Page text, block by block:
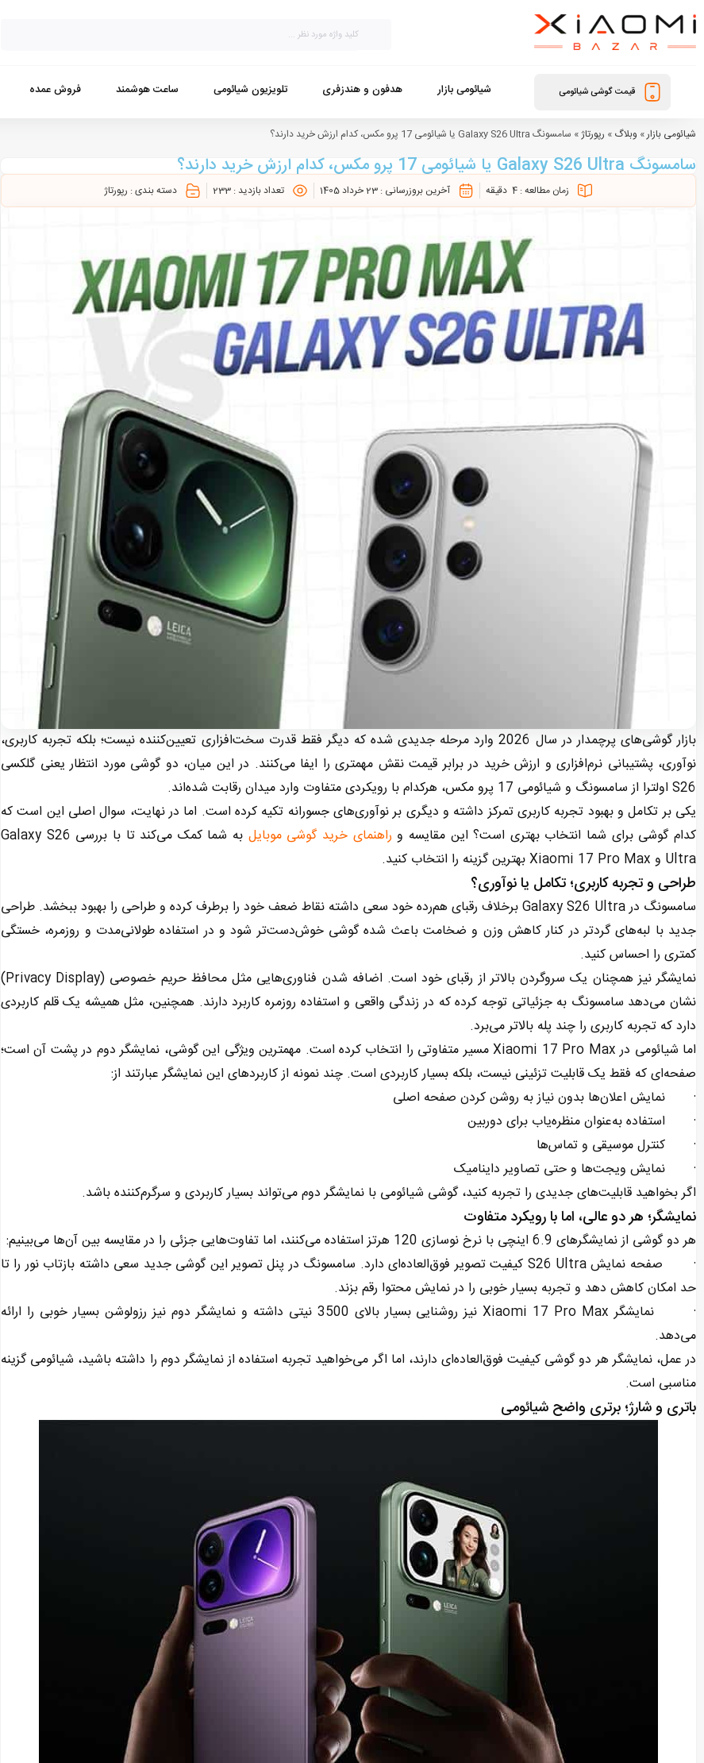
قیمت گوشی شیائومی شیائومی بازار هدفون و هندزفری تلویزیون شیائومی ساعت هوشمند فروش عمده
شیائومی بازار» وبلاگ » رپورتاژ» سامسونگ Galaxy S26 Ultra یا شیائومی 17 پرو مکس، کدام ارزش خرید دارند؟
سامسونگ Galaxy S26 Ultra یا شیائومی 17 پرو مکس، کدام ارزش خرید دارند؟
زمان مطالعه : 4 دقیقه آخرین بروزرسانی : 23 خرداد 1405 تعداد بازدید : 233 دسته بندی : رپورتاژ
بازار گوشی‌های پرچمدار در سال 2026 وارد مرحله جدیدی شده که دیگر فقط قدرت سخت‌افزاری تعیین‌کننده نیست؛ بلکه تجربه کاربری،
نوآوری، پشتیبانی نرم‌افزاری و ارزش خرید در برابر قیمت نقش مهمتری را ایفا می‌کنند. در این میان، دو گوشی مورد انتظار یعنی گلکسی
S26 اولترا از سامسونگ و شیائومی 17 پرو مکس، هرکدام با رویکردی متفاوت وارد میدان رقابت شده‌اند.
یکی بر تکامل و بهبود تجربه کاربری تمرکز داشته و دیگری بر نوآوری‌های جسورانه تکیه کرده است. اما در نهایت، سوال اصلی این است که
کدام گوشی برای شما انتخاب بهتری است؟ این مقایسه و راهنمای خرید گوشی موبایل
به شما کمک می‌کند تا با بررسی Galaxy S26
Ultra و Xiaomi 17 Pro Max بهترین گزینه را انتخاب کنید.
طراحی و تجربه کاربری؛ تکامل یا نوآوری؟
سامسونگ در Galaxy S26 Ultra برخلاف رقبای هم‌رده خود سعی داشته نقاط ضعف خود را برطرف کرده و طراحی را بهبود ببخشد. طراحی
جدید با لبه‌های گردتر در کنار کاهش وزن و ضخامت باعث شده گوشی خوش‌دست‌تر شود و در استفاده طولانی‌مدت و روزمره، خستگی
کمتری را احساس کنید.
نمایشگر نیز همچنان یک سروگردن بالاتر از رقبای خود است. اضافه شدن فناوری‌هایی مثل محافظ حریم خصوصی (Privacy Display)
نشان می‌دهد سامسونگ به جزئیاتی توجه کرده که در زندگی واقعی و استفاده روزمره کاربرد دارند. همچنین، مثل همیشه یک قلم کاربردی
دارد که تجربه کاربری را چند پله بالاتر می‌برد.
اما شیائومی در Xiaomi 17 Pro Max مسیر متفاوتی را انتخاب کرده است. مهمترین ویژگی این گوشی، نمایشگر دوم در پشت آن است؛
صفحه‌ای که فقط یک قابلیت تزئینی نیست، بلکه بسیار کاربردی است. چند نمونه از کاربردهای این نمایشگر عبارتند از:
· نمایش اعلان‌ها بدون نیاز به روشن کردن صفحه اصلی
· استفاده به‌عنوان منظره‌یاب برای دوربین
· کنترل موسیقی و تماس‌ها
· نمایش ویجت‌ها و حتی تصاویر داینامیک
اگر بخواهید قابلیت‌های جدیدی را تجربه کنید، گوشی شیائومی با نمایشگر دوم می‌تواند بسیار کاربردی و سرگرم‌کننده باشد.
نمایشگر؛ هر دو عالی، اما با رویکرد متفاوت
هر دو گوشی از نمایشگرهای 6.9 اینچی با نرخ نوسازی 120 هرتز استفاده می‌کنند، اما تفاوت‌هایی جزئی را در مقایسه بین آن‌ها می‌بینیم:
· صفحه نمایش S26 Ultra کیفیت تصویر فوق‌العاده‌ای دارد. سامسونگ در پنل تصویر این گوشی جدید سعی داشته بازتاب نور را تا
حد امکان کاهش دهد و تجربه بسیار خوبی را در نمایش محتوا رقم بزند.
· نمایشگر Xiaomi 17 Pro Max نیز روشنایی بسیار بالای 3500 نیتی داشته و نمایشگر دوم نیز رزولوشن بسیار خوبی را ارائه
می‌دهد.
در عمل، نمایشگر هر دو گوشی کیفیت فوق‌العاده‌ای دارند، اما اگر می‌خواهید تجربه استفاده از نمایشگر دوم را داشته باشید، شیائومی گزینه
مناسبی است.
باتری و شارژ؛ برتری واضح شیائومی